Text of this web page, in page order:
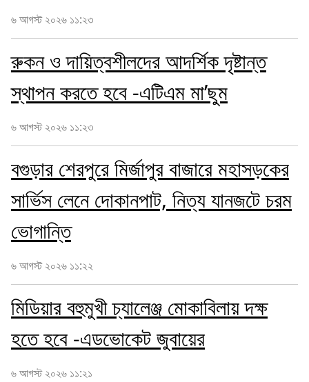
৬ আগস্ট ২০২৬ ১১:২৩
রুকন ও দায়িত্বশীলদের আদর্শিক দৃষ্টান্ত
স্থাপন করতে হবে -এটিএম মা’ছুম
৬ আগস্ট ২০২৬ ১১:২৩
বগুড়ার শেরপুরে মির্জাপুর বাজারে মহাসড়কের
সার্ভিস লেনে দোকানপাট, নিত্য যানজটে চরম
ভোগান্তি
৬ আগস্ট ২০২৬ ১১:২২
মিডিয়ার বহুমুখী চ্যালেঞ্জ মোকাবিলায় দক্ষ
হতে হবে -এডভোকেট জুবায়ের
৬ আগস্ট ২০২৬ ১১:২১